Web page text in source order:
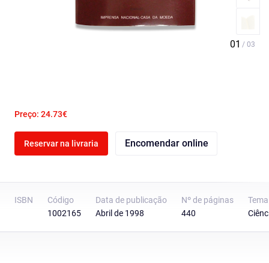
Preço: 24.73€
Reservar na livraria Encomendar online
ISBN
Código
1002165
Data de publicação
Abril de 1998
Nº de páginas
440
Tema